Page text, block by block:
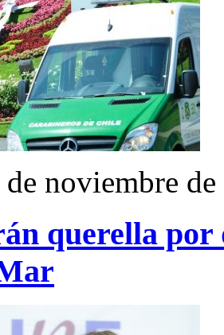
noviembre
querella por